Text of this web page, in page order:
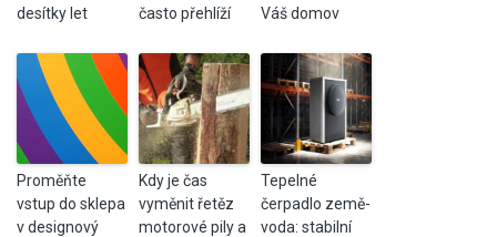
desítky let
často přehlíží
Váš domov
Proměňte
vstup do sklepa
v designový
Kdy je čas
vyměnit řetěz
motorové pily a
Tepelné
čerpadlo země-
voda: stabilní